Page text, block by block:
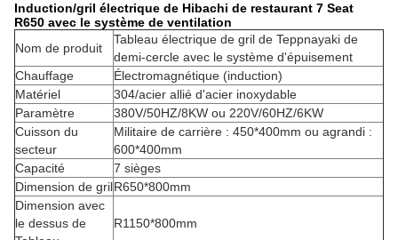
Induction/gril électrique de Hibachi de restaurant 7 Seat
R650 avec le système de ventilation
Nom de produit
Tableau électrique de gril de Teppnayaki de
demi-cercle avec le système d'épuisement
Chauffage
Électromagnétique (induction)
Matériel
304/acier allié d'acier inoxydable
Paramètre
380V/50HZ/8KW ou 220V/60HZ/6KW
Cuisson du
secteur
Militaire de carrière : 450*400mm ou agrandi :
600*400mm
Capacité
7 sièges
Dimension de grilR650*800mm
Dimension avec
le dessus de
R1150*800mm